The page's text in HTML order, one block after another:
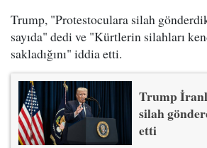
Trump, "Protestoculara silah
sayıda" dedi ve "Kürtlerin silahları
sakladığını" iddia etti.
Trump
silah
etti